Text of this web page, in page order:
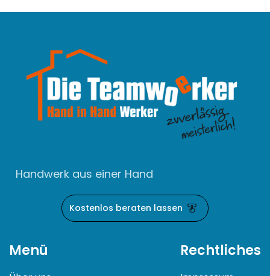
Handwerk aus einer Hand
Kostenlos beraten lassen
Menü Rechtliches